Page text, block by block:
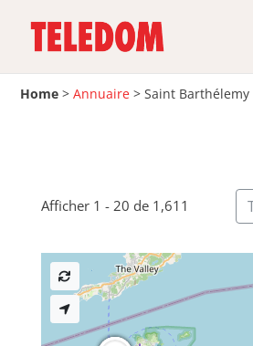
Home >Annuaire >Saint Barthélemy
Afficher 1 - 20 de 1,611